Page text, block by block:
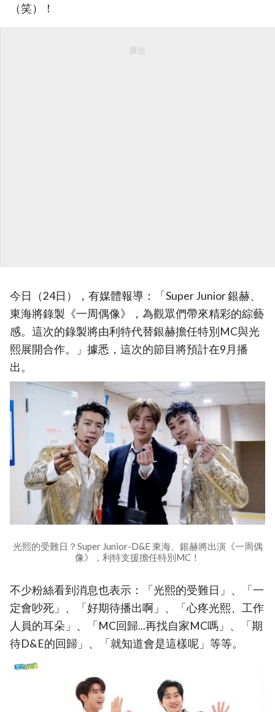
（笑）！
廣告
今日（24日），有媒體報導：「Super Junior 銀赫、
東海將錄製《一周偶像》，為觀眾們帶來精彩的綜藝
感。這次的錄製將由利特代替銀赫擔任特別MC與光
熙展開合作。」據悉，這次的節目將預計在9月播
出。
光熙的受難日？Super Junior-D&E 東海、銀赫將出演《一周偶
像》，利特支援擔任特別MC！
不少粉絲看到消息也表示：「光熙的受難日」、「一
定會吵死」、「好期待播出啊」、「心疼光熙、工作
人員的耳朵」、「MC回歸...再找自家MC嗎」、「期
待D&E的回歸」、「就知道會是這樣呢」等等。